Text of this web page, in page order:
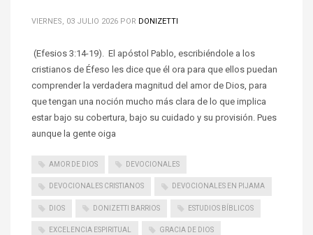
VIERNES, 03 JULIO 2026 POR DONIZETTI
(Efesios 3:14-19). El apóstol Pablo, escribiéndole a los
cristianos de Éfeso les dice que él ora para que ellos puedan
comprender la verdadera magnitud del amor de Dios, para
que tengan una noción mucho más clara de lo que implica
estar bajo su cobertura, bajo su cuidado y su provisión. Pues
aunque la gente oiga
AMOR DE DIOS DEVOCIONALES
DEVOCIONALES CRISTIANOS DEVOCIONALES EN PIJAMA
DIOS DONIZETTI BARRIOS ESTUDIOS BÍBLICOS
EXCELENCIA ESPIRITUAL GRACIA DE DIOS